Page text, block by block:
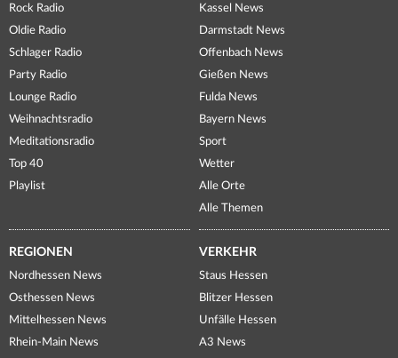
Rock Radio
Oldie Radio
Schlager Radio
Party Radio
Lounge Radio
Weihnachtsradio
Meditationsradio
Top 40
Playlist
Kassel News
Darmstadt News
Offenbach News
Gießen News
Fulda News
Bayern News
Sport
Wetter
Alle Orte
Alle Themen
REGIONEN
Nordhessen News
Osthessen News
Mittelhessen News
Rhein-Main News
VERKEHR
Staus Hessen
Blitzer Hessen
Unfälle Hessen
A3 News